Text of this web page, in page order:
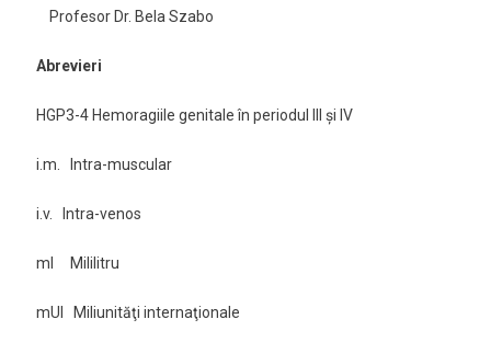
Profesor Dr. Bela Szabo
Abrevieri
HGP3-4 Hemoragiile genitale în periodul III şi IV
i.m. Intra-muscular
i.v. Intra-venos
ml Mililitru
mUI Miliunităţi internaţionale